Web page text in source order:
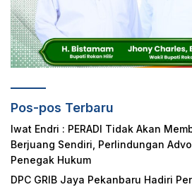
Pos-pos Terbaru
Iwat Endri : PERADI Tidak Akan
Berjuang Sendiri, Perlindungan
Penegak Hukum
DPC GRIB Jaya Pekanbaru Hadiri